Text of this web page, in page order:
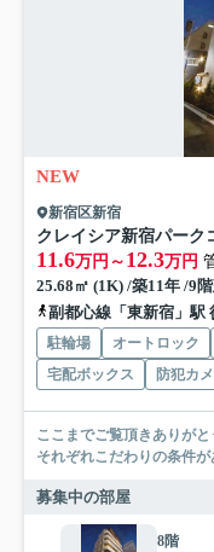
NEW
新宿区新宿
クレイシア新宿パーク
11.6万円～ 12.3万円
25.68㎡ (1K) /築11年 /9
副都心線「東新宿」駅
駐輪場 オートロック
宅配ボックス
防犯カ
ここまでご覧頂きありがとうございます。 お
それぞれこだわりの条件
募集中の部屋
8階